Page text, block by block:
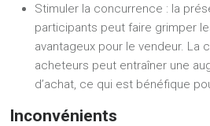
Stimuler la concurrence : la
participants peut faire grimper
avantageux pour le vendeur. La
acheteurs peut entraîner une
d’achat, ce qui est bénéfique
Inconvénients